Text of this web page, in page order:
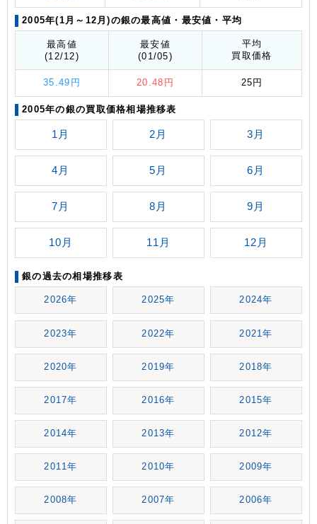
2005年(1月～12月)の銀の最高値 ・最安値 ・平均
最高値
(12/12)
最安値
(01/05)
平均
買取価格
35.49円 20.48円 25円
2005年の銀の買取価格相場推移表
1月 2月 3月
4月 5月 6月
7月 8月 9月
10月 11月 12月
銀の過去の相場推移表
2026年 2025年 2024年
2023年 2022年 2021年
2020年 2019年 2018年
2017年 2016年 2015年
2014年 2013年 2012年
2011年 2010年 2009年
2008年 2007年 2006年